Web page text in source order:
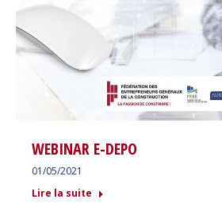
WEBINAR E-DEPO
01/05/2021
Lire la suite